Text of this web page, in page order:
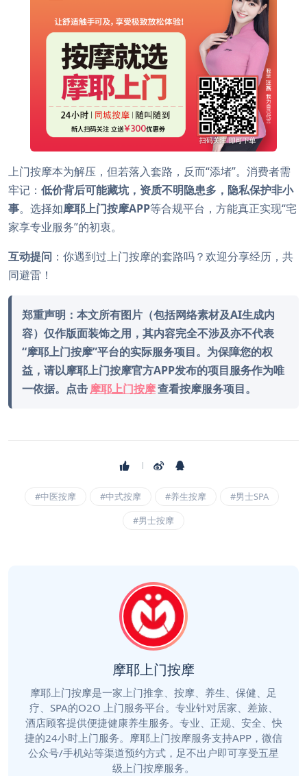
上门按摩本为解压，但若落入套路，反而“添堵”。消费者需
牢记： 低价背后可能藏坑，资质不明隐患多，隐私保护非小
事。选择如摩耶上门按摩APP等合规平台，方能真正实现“宅
家享专业服务”的初衷。
互动提问 ：你遇到过上门按摩的套路吗？欢迎分享经历，共
同避雷！
郑重声明：本文所有图片（包括网络素材及AI生成内
容）仅作版面装饰之用，其内容完全不涉及亦不代表
“摩耶上门按摩”平台的实际服务项目。为保障您的权
益，请以摩耶上门按摩官方APP发布的项目服务作为唯
一依据。点击摩耶上门按摩查看按摩服务项目。
#中医按摩 #中式按摩 #养生按摩
#男士SPA
#男士按摩
摩耶上门按摩
摩耶上门按摩是一家上门推拿、按摩、养生、保健、足
疗、SPA的O2O 上门服务平台。专业针对居家、差旅、
酒店顾客提供便捷健康养生服务。专业、正规、安全、快
捷的24小时上门服务。摩耶上门按摩服务支持APP，微信
公众号/手机站等渠道预约方式，足不出户即可享受五星
级上门按摩服务。